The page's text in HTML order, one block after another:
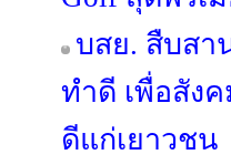
บสย. สืบสา
ทำดี เพื่อสัง
ดีแก่เยาวชน